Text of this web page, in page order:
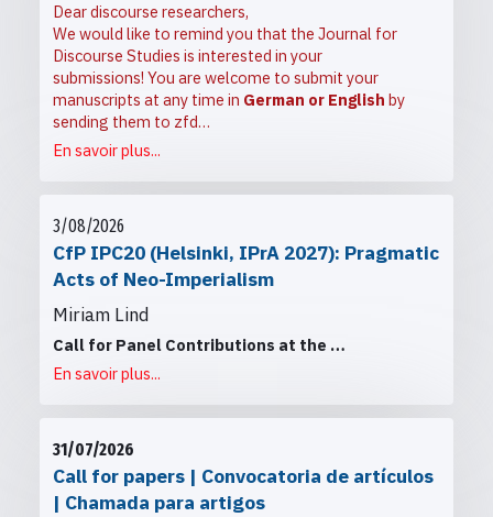
Dear discourse researchers,
We would like to remind you that the Journal for
Discourse Studies is interested in your
submissions! You are welcome to submit your
manuscripts at any time in German or English by
sending them to zfd…
En savoir plus...
3/08/2026
CfP IPC20 (Helsinki, IPrA 2027): Pragmatic
Acts of Neo-Imperialism
Miriam Lind
Call for Panel Contributions at the …
En savoir plus...
31/07/2026
Call for papers | Convocatoria de artículos
| Chamada para artigos